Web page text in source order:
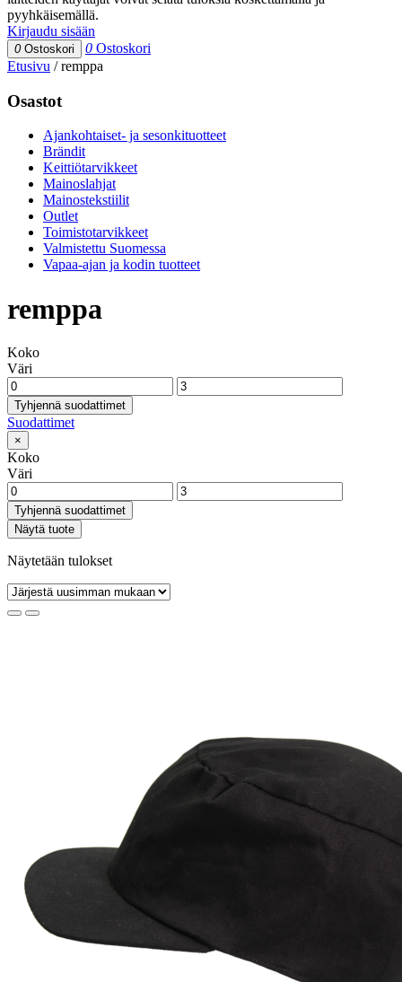
pyyhkäisemällä.
Kirjaudu sisään
0 Ostoskori 0 Ostoskori
Etusivu /remppa
Osastot
Ajankohtaiset- ja sesonkituotteet
Brändit
Keittiötarvikkeet
Mainoslahjat
Mainostekstiilit
Outlet
Toimistotarvikkeet
Valmistettu Suomessa
Vapaa-ajan ja kodin tuotteet
remppa
Koko
Väri
Tyhjennä suodattimet
Suodattimet
×
Koko
Väri
Tyhjennä suodattimet
Näytä tuote
Näytetään tulokset